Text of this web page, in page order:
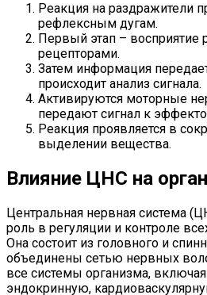
Реакция на раздражители
рефлексным дугам.
Первый этап – восприятие
рецепторами.
Затем информация
происходит анализ сигнала.
Активируются моторные
передают сигнал к
Реакция проявляется в
выделении вещества.
Влияние ЦНС на
Центральная нервная система
роль в регуляции и контроле
Она состоит из головного и
объединены сетью нервных
все системы организма,
эндокринную,